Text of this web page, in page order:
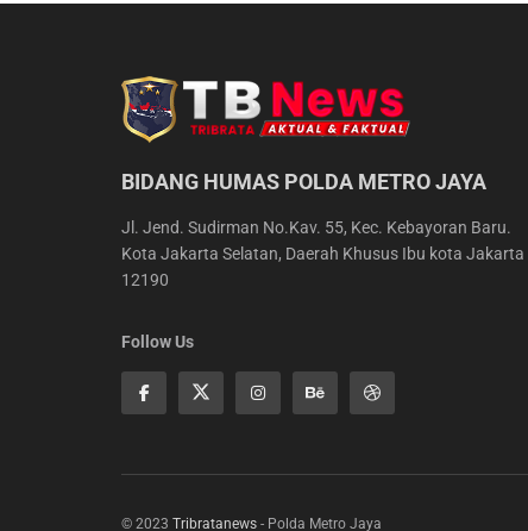
BIDANG HUMAS POLDA METRO JAYA
Jl. Jend. Sudirman No.Kav. 55, Kec. Kebayoran Baru.
Kota Jakarta Selatan, Daerah Khusus Ibu kota Jakarta
12190
Follow Us
© 2023 Tribratanews - Polda Metro Jaya